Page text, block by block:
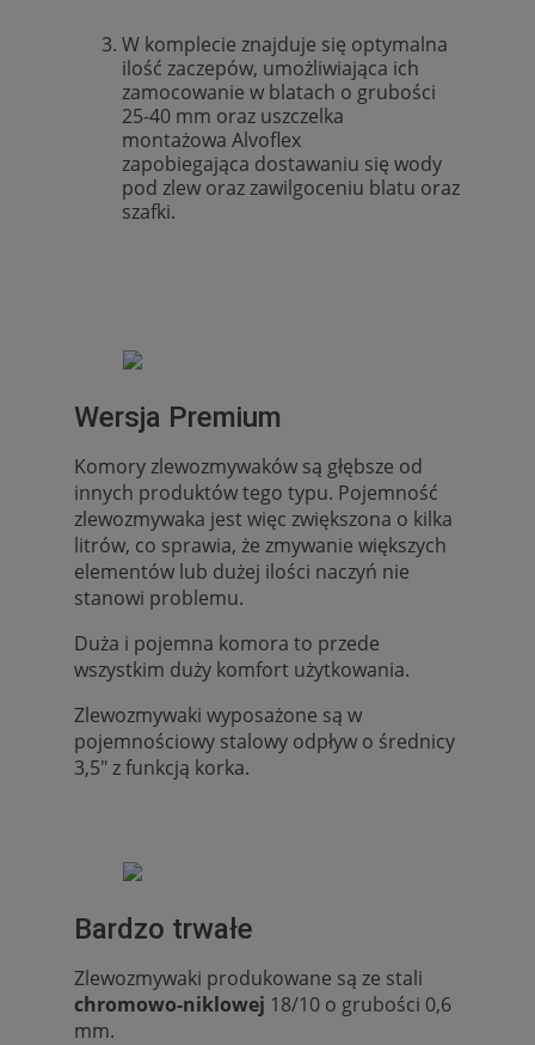
W komplecie znajduje się optymalna
ilość zaczepów, umożliwiająca ich
zamocowanie w blatach o grubości
25-40 mm oraz uszczelka
montażowa Alvoflex
zapobiegająca dostawaniu się wody
pod zlew oraz zawilgoceniu blatu oraz
szafki.
Wersja Premium
Komory zlewozmywaków są głębsze od
innych produktów tego typu. Pojemność
zlewozmywaka jest więc zwiększona o kilka
litrów, co sprawia, że zmywanie większych
elementów lub dużej ilości naczyń nie
stanowi problemu.
Duża i pojemna komora to przede
wszystkim duży komfort użytkowania.
Zlewozmywaki wyposażone są w
pojemnościowy stalowy odpływ o średnicy
3,5" z funkcją korka.
Bardzo trwałe
Zlewozmywaki produkowane są ze stali
chromowo-niklowej 18/10 o grubości 0,6
mm.